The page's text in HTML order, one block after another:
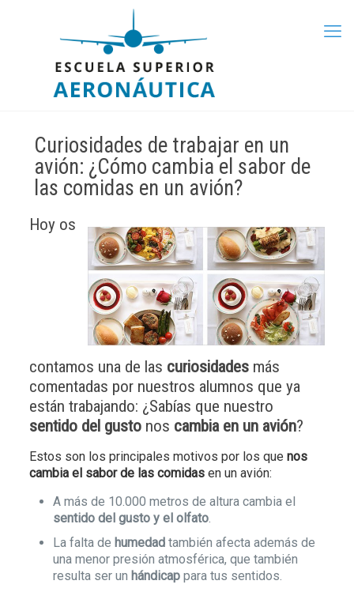
Curiosidades de trabajar en un
avión: ¿Cómo cambia el sabor de
las comidas en un avión?
Hoy os
contamos una de las curiosidadesmás
comentadas por nuestros alumnos que ya
están trabajando: ¿Sabías que nuestro
sentido del gusto nos cambia en un avión?
Estos son los principales motivos por los que nos
cambia el sabor de las comidasen un avión:
A más de 10.000 metros de altura cambia el
sentido del gusto y el olfato.
La falta de humedadtambién afecta además de
una menor presión atmosférica, que también
resulta ser un hándicappara tus sentidos.